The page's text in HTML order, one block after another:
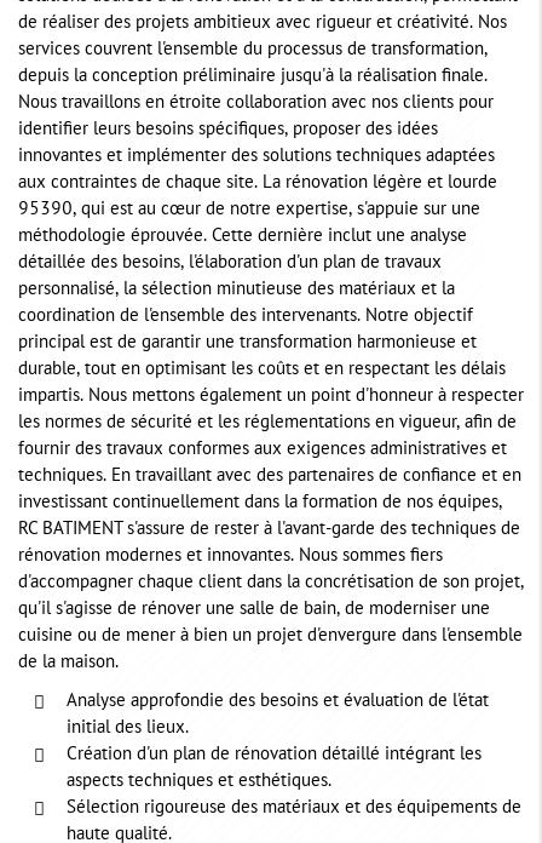
de réaliser des projets ambitieux avec rigueur et créativité. Nos
services couvrent l'ensemble du processus de transformation,
depuis la conception préliminaire jusqu'à la réalisation finale.
Nous travaillons en étroite collaboration avec nos clients pour
identifier leurs besoins spécifiques, proposer des idées
innovantes et implémenter des solutions techniques adaptées
aux contraintes de chaque site. La rénovation légère et lourde
95390, qui est au cœur de notre expertise, s'appuie sur une
méthodologie éprouvée. Cette dernière inclut une analyse
détaillée des besoins, l'élaboration d'un plan de travaux
personnalisé, la sélection minutieuse des matériaux et la
coordination de l'ensemble des intervenants. Notre objectif
principal est de garantir une transformation harmonieuse et
durable, tout en optimisant les coûts et en respectant les délais
impartis. Nous mettons également un point d'honneur à respecter
les normes de sécurité et les réglementations en vigueur, afin de
fournir des travaux conformes aux exigences administratives et
techniques. En travaillant avec des partenaires de confiance et en
investissant continuellement dans la formation de nos équipes,
RC BATIMENT s'assure de rester à l'avant-garde des techniques de
rénovation modernes et innovantes. Nous sommes fiers
d'accompagner chaque client dans la concrétisation de son projet,
qu'il s'agisse de rénover une salle de bain, de moderniser une
cuisine ou de mener à bien un projet d'envergure dans l'ensemble
de la maison.
Analyse approfondie des besoins et évaluation de l'état
initial des lieux.
Création d'un plan de rénovation détaillé intégrant les
aspects techniques et esthétiques.
Sélection rigoureuse des matériaux et des équipements de
haute qualité.